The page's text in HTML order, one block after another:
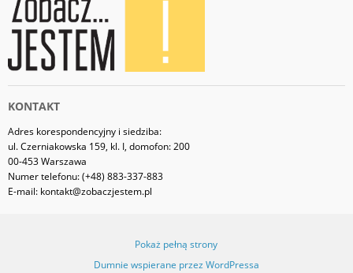
KONTAKT
Adres korespondencyjny i siedziba:
ul. Czerniakowska 159, kl. I, domofon: 200
00-453 Warszawa
Numer telefonu: (+48) 883-337-883
E-mail: kontakt@zobaczjestem.pl
Pokaż pełną strony
Dumnie wspierane przez WordPressa